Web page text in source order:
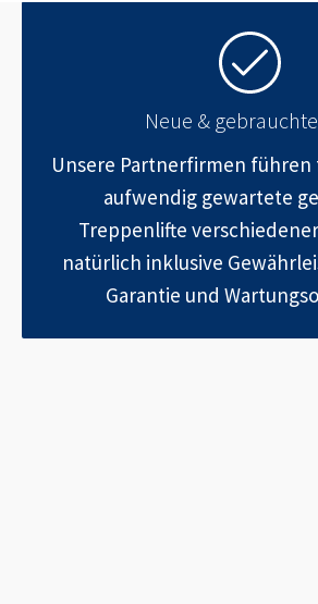
Neue &
Unsere Partnerfirmen führen
aufwendig gewartete
Treppenlifte
natürlich inklusive
Garantie und